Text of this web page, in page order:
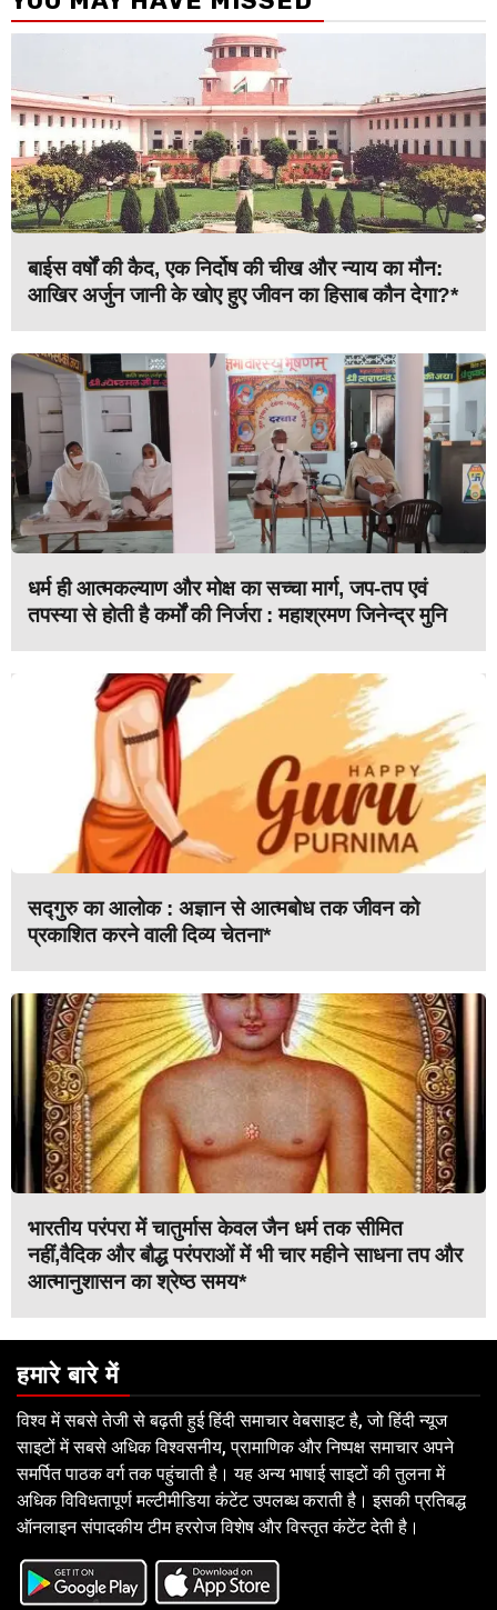
बाईस वर्षों की कैद, एक निर्दोष की चीख और न्याय का मौन:
आखिर अर्जुन जानी के खोए हुए जीवन का हिसाब कौन देगा?*
धर्म ही आत्मकल्याण और मोक्ष का सच्चा मार्ग, जप-तप एवं
तपस्या से होती है कर्मों की निर्जरा : महाश्रमण जिनेन्द्र मुनि
सद्गुरु का आलोक : अज्ञान से आत्मबोध तक जीवन को
प्रकाशित करने वाली दिव्य चेतना*
भारतीय परंपरा में चातुर्मास केवल जैन धर्म तक सीमित
नहीं,वैदिक और बौद्ध परंपराओं में भी चार महीने साधना तप और
आत्मानुशासन का श्रेष्ठ समय*
हमारे बारे में
विश्व में सबसे तेजी से बढ़ती हुई हिंदी समाचार वेबसाइट है, जो हिंदी न्यूज
साइटों में सबसे अधिक विश्वसनीय, प्रामाणिक और निष्पक्ष समाचार अपने
समर्पित पाठक वर्ग तक पहुंचाती है। यह अन्य भाषाई साइटों की तुलना में
अधिक विविधतापूर्ण मल्टीमीडिया कंटेंट उपलब्ध कराती है। इसकी प्रतिबद्ध
ऑनलाइन संपादकीय टीम हररोज विशेष और विस्तृत कंटेंट देती है।